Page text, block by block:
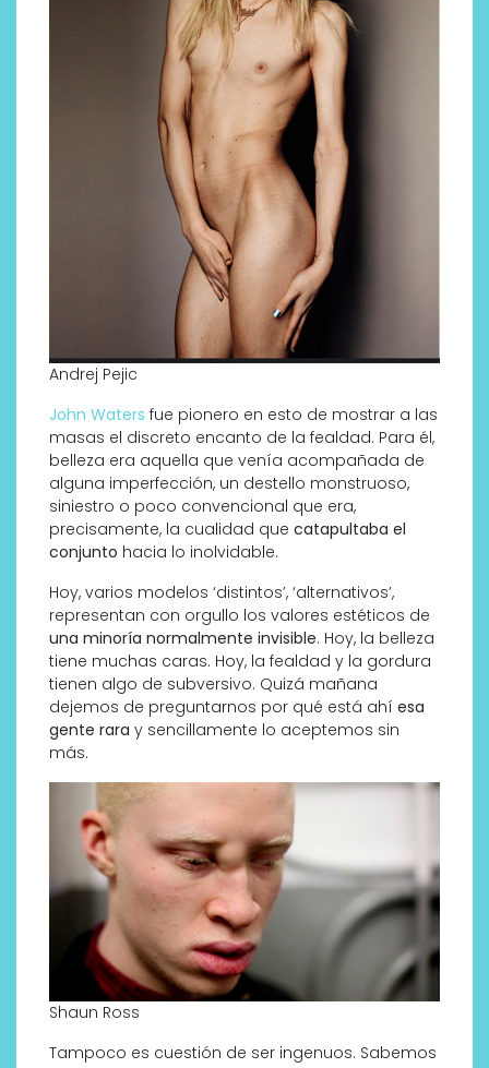
Andrej Pejic
John Waters fue pionero en esto de mostrar a las
masas el discreto encanto de la fealdad. Para él,
belleza era aquella que venía acompañada de
alguna imperfección, un destello monstruoso,
siniestro o poco convencional que era,
precisamente, la cualidad que catapultaba el
conjunto hacia lo inolvidable.
Hoy, varios modelos ‘distintos’, ‘alternativos’,
representan con orgullo los valores estéticos de
una minoría normalmente invisible. Hoy, la belleza
tiene muchas caras. Hoy, la fealdad y la gordura
tienen algo de subversivo. Quizá mañana
dejemos de preguntarnos por qué está ahí esa
gente rara y sencillamente lo aceptemos sin
más.
Shaun Ross
Tampoco es cuestión de ser ingenuos. Sabemos